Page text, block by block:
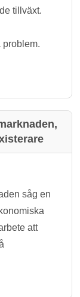
tillväxt.
problem.
såg en
att